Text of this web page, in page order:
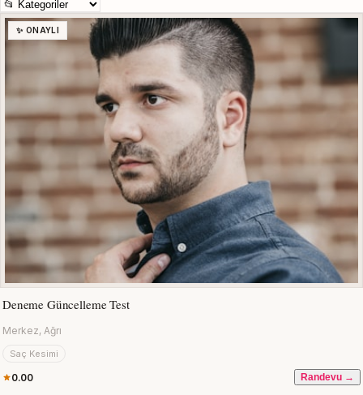
✨ ONAYLI
Deneme Güncelleme Test
Merkez, Ağrı
Saç Kesimi
0.00 Randevu →